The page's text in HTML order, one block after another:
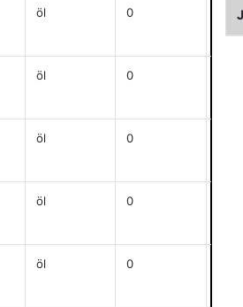
öl 0
öl 0
öl 0
öl 0
öl 0